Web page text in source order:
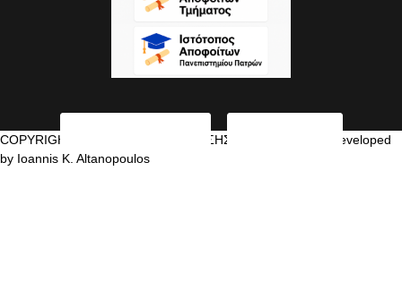
COPYRIGHT©2026 ΤΜΗΜΑ ΔΙΟΙΚΗΣΗΣ ΕΠΙΧΕΙΡΗΣΕΩΝ Developed
by Ioannis K. Altanopoulos